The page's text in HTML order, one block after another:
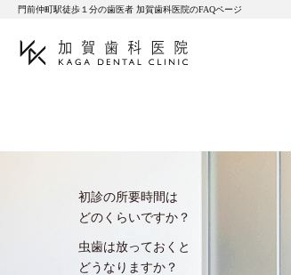
門前仲町駅徒歩１分の歯医者 加賀歯科医院のFAQページ
初診の所要時間は
どのくらいですか？
虫歯は放っておくと
どうなりますか？